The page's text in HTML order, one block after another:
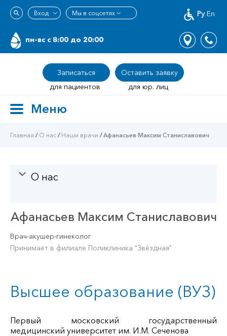
Ру En
пн-вс c 8:00 до 20:00
Записаться
Оставить заявку
для пациентов
для юр. лиц
ToggleМеню
Главная / О нас / Наши врачи /Афанасьев Максим Станиславович
О нас
Афанасьев Максим Станиславович
Врач-акушер-гинеколог
Принимает в филиале Поликлиника "Звёздная"
Высшее образование (ВУЗ)
Первый московский государственный
медицинский университет им. И.М. Сеченова